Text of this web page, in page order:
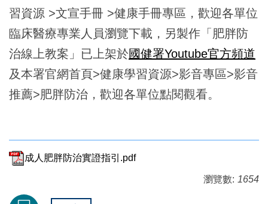
習資源 >文宣手冊 >健康手冊專區，歡迎各單位
臨床醫療專業人員瀏覽下載，另製作「肥胖防
治線上教案」已上架於國健署Youtube官方頻道
及本署官網首頁>健康學習資源>影音專區>影音
推薦>肥胖防治，歡迎各單位點閱觀看。
成人肥胖防治實證指引.pdf
瀏覽數: 1654